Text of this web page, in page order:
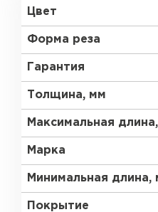
Цвет
Форма реза
Гарантия
Толщина, мм
Максимальная
Марка
Минимальная длина,
Покрытие